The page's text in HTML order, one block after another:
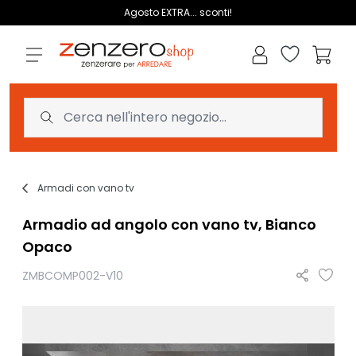
Agosto EXTRA... sconti!
Lista dei
Armadi con vano tv
Armadio ad angolo con vano tv, Bianco
Opaco
ZMBCOMP002-V10